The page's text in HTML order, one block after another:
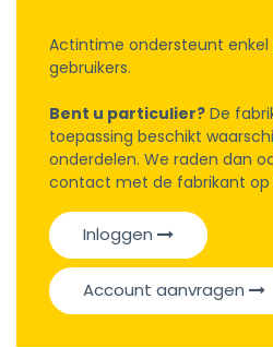
Actintime ondersteunt enkel
gebruikers.
Bent u particulier? De
toepassing beschikt
onderdelen. We raden dan
contact met de fabrikant op
Inloggen
Account aanvragen